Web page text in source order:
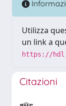
Utilizza
un link a
https://
Citazioni